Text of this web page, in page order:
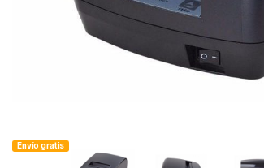
Envío gratis